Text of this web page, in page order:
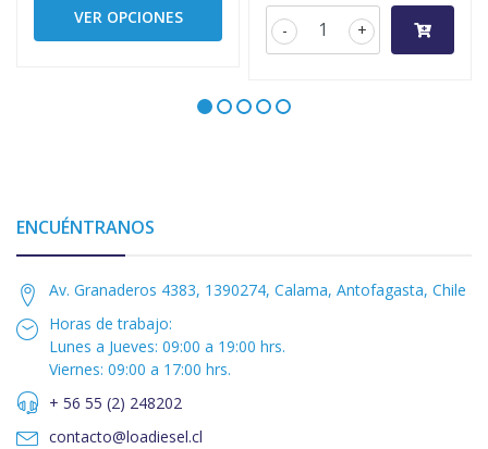
VER OPCIONES
+
-
ENCUÉNTRANOS
Av. Granaderos 4383, 1390274, Calama, Antofagasta, Chile
Horas de trabajo:
Lunes a Jueves: 09:00 a 19:00 hrs.
Viernes: 09:00 a 17:00 hrs.
+ 56 55 (2) 248202
contacto@loadiesel.cl